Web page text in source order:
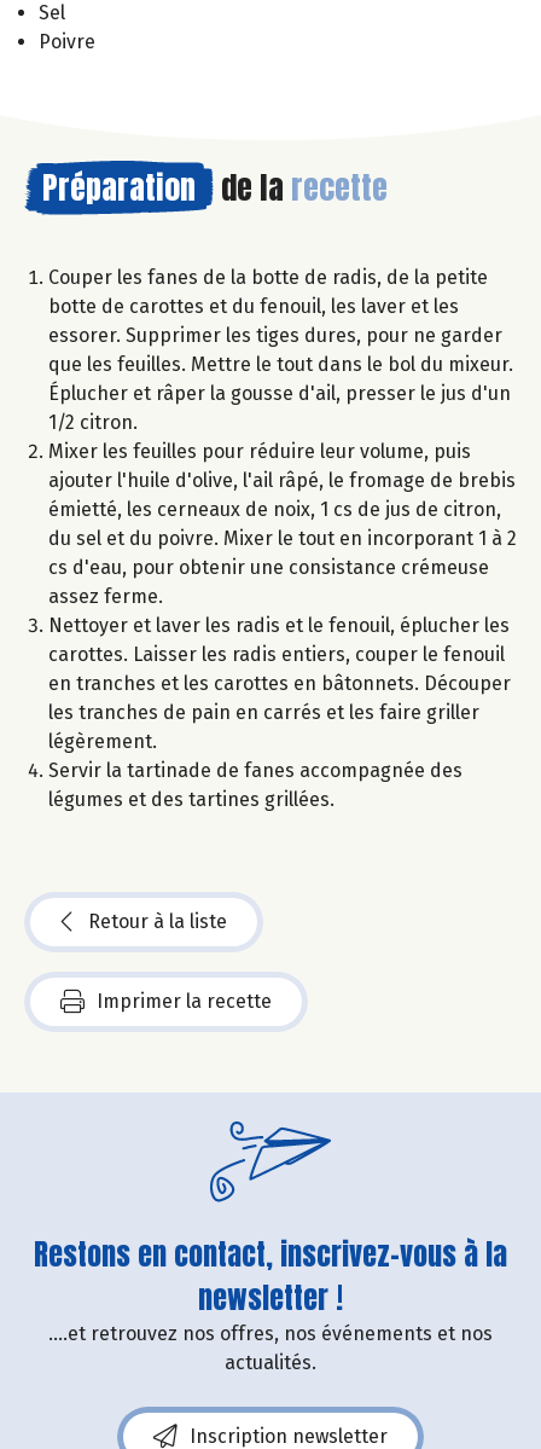
Sel
Poivre
Préparation de la recette
Couper les fanes de la botte de radis, de la petite
botte de carottes et du fenouil, les laver et les
essorer. Supprimer les tiges dures, pour ne garder
que les feuilles. Mettre le tout dans le bol du mixeur.
Éplucher et râper la gousse d'ail, presser le jus d'un
1/2 citron.
Mixer les feuilles pour réduire leur volume, puis
ajouter l'huile d'olive, l'ail râpé, le fromage de brebis
émietté, les cerneaux de noix, 1 cs de jus de citron,
du sel et du poivre. Mixer le tout en incorporant 1 à 2
cs d'eau, pour obtenir une consistance crémeuse
assez ferme.
Nettoyer et laver les radis et le fenouil, éplucher les
carottes. Laisser les radis entiers, couper le fenouil
en tranches et les carottes en bâtonnets. Découper
les tranches de pain en carrés et les faire griller
légèrement.
Servir la tartinade de fanes accompagnée des
légumes et des tartines grillées.
Retour à la liste
Imprimer la recette
Restons en contact, inscrivez-vous à la
newsletter !
....et retrouvez nos offres, nos événements et nos
actualités.
Inscription newsletter